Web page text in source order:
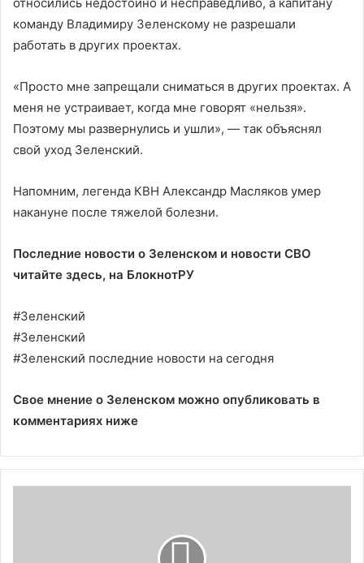
команду Владимиру Зеленскому не разрешали
работать в других проектах.
«Просто мне запрещали сниматься в других проектах. А
меня не устраивает, когда мне говорят «нельзя».
Поэтому мы развернулись и ушли», — так объяснял
свой уход Зеленский.
Напомним, легенда КВН Александр Масляков умер
накануне после тяжелой болезни.
Последние новости о Зеленском и новости СВО
читайте здесь, на БлокнотРУ
#Зеленский
#Зеленский
#Зеленский последние новости на сегодня
Свое мнение о Зеленском можно опубликовать в
комментариях ниже